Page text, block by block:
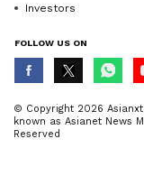
Investors
FOLLOW US ON
© Copyright 2026
known as Asianet News
Reserved